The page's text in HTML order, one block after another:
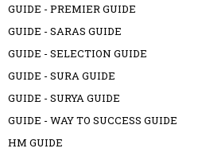
GUIDE - PREMIER GUIDE
GUIDE - SARAS GUIDE
GUIDE - SELECTION GUIDE
GUIDE - SURA GUIDE
GUIDE - SURYA GUIDE
GUIDE - WAY TO SUCCESS GUIDE
HM GUIDE